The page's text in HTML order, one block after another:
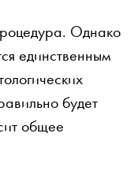
Однако
единственным
будет
общее